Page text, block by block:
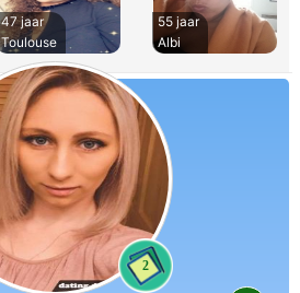
47 jaar
Toulouse
55 jaar
Albi
2